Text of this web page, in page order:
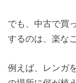
でも、中古で買
するのは、楽な
例えば、レンガ